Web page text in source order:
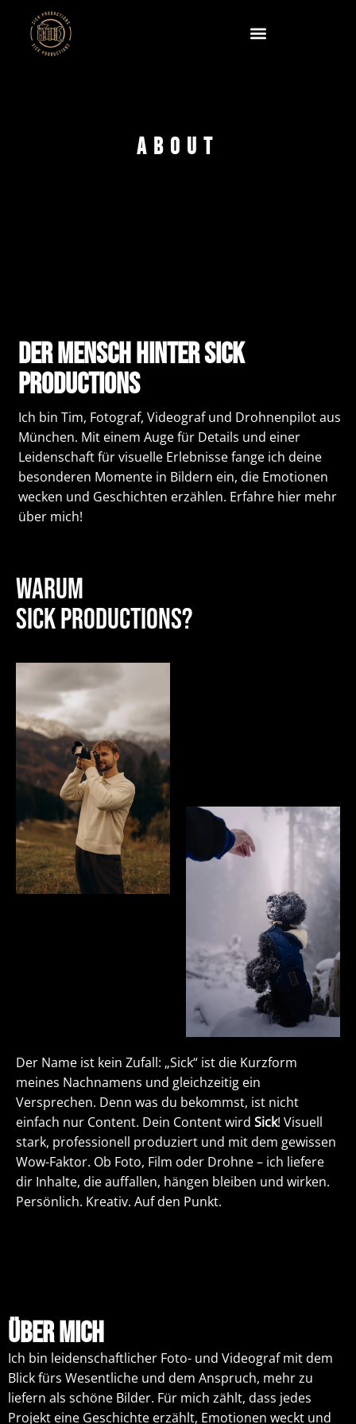
About
Der Mensch hinter Sick
Productions
Ich bin Tim, Fotograf, Videograf und Drohnenpilot aus
München. Mit einem Auge für Details und einer
Leidenschaft für visuelle Erlebnisse fange ich deine
besonderen Momente in Bildern ein, die Emotionen
wecken und Geschichten erzählen. Erfahre hier mehr
über mich!
Warum
Sick Productions?
Der Name ist kein Zufall: „Sick“ ist die Kurzform
meines Nachnamens und gleichzeitig ein
Versprechen. Denn was du bekommst, ist nicht
einfach nur Content. Dein Content wird Sick! Visuell
stark, professionell produziert und mit dem gewissen
Wow-Faktor. Ob Foto, Film oder Drohne – ich liefere
dir Inhalte, die auffallen, hängen bleiben und wirken.
Persönlich. Kreativ. Auf den Punkt.
Über mich
Ich bin leidenschaftlicher Foto- und Videograf mit dem
Blick fürs Wesentliche und dem Anspruch, mehr zu
liefern als schöne Bilder. Für mich zählt, dass jedes
Projekt eine Geschichte erzählt, Emotionen weckt und